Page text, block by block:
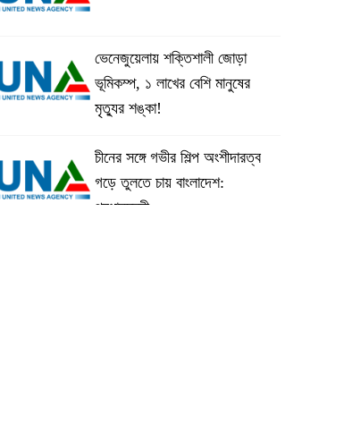
ভেনেজুয়েলায় শক্তিশালী জোড়া
ভূমিকম্প, ১ লাখের বেশি মানুষের
মৃত্যুর শঙ্কা!
চীনের সঙ্গে গভীর শিল্প অংশীদারত্ব
গড়ে তুলতে চায় বাংলাদেশ:
প্রধানমন্ত্রী